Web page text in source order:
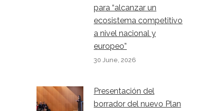
para “alcanzar un
ecosistema competitivo
a nivel nacional y
europeo”
30 June, 2026
Presentación del
borrador del nuevo Plan